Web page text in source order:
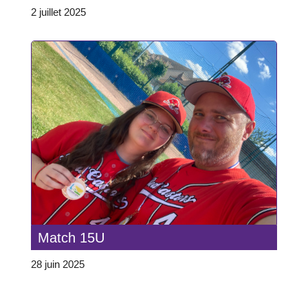
2 juillet 2025
Match 15U
28 juin 2025